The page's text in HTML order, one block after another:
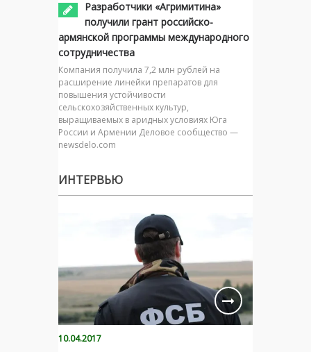
Разработчики «Агримитина»
получили грант российско-
армянской программы международного
сотрудничества
Компания получила 7,2 млн рублей на
расширение линейки препаратов для
повышения устойчивости
сельскохозяйственных культур,
выращиваемых в аридных условиях Юга
России и Армении Деловое сообщество —
newsdelo.com
ИНТЕРВЬЮ
10.04.2017